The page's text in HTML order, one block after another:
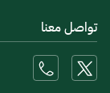
تواصل معنا